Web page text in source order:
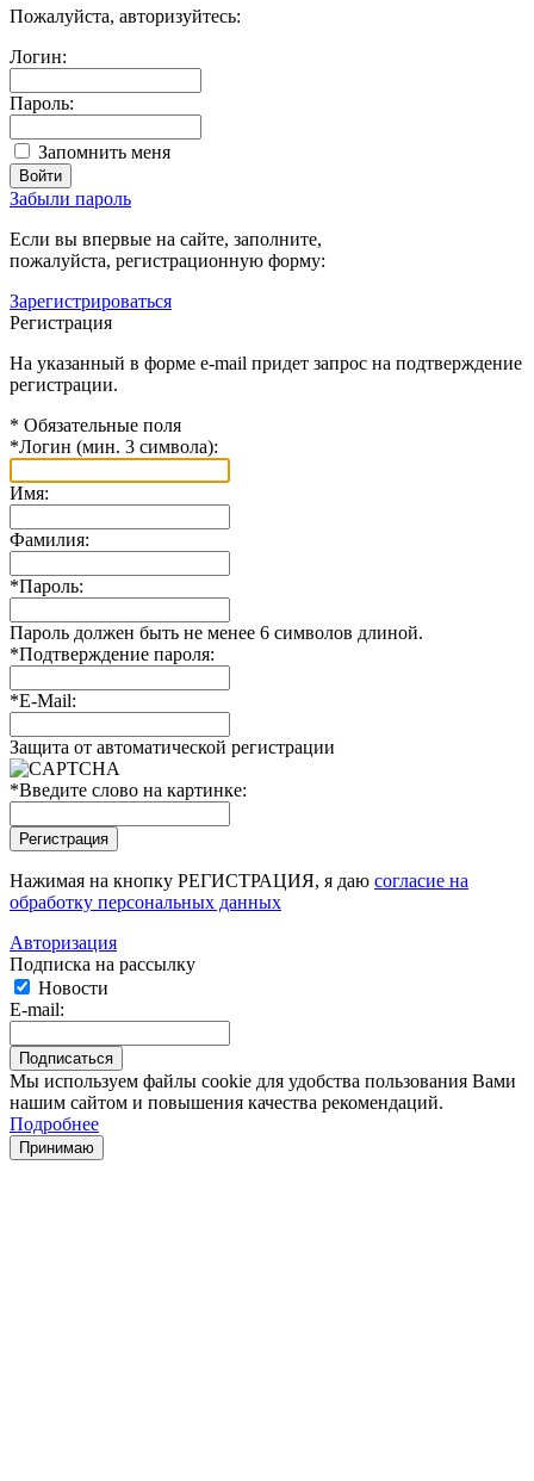
Пожалуйста, авторизуйтесь:
Логин:
Пароль:
Запомнить меня
Забыли пароль
Если вы впервые на сайте, заполните,
пожалуйста, регистрационную форму:
Зарегистрироваться
Регистрация
На указанный в форме e-mail придет запрос на подтверждение
регистрации.
* Обязательные поля
*Логин (мин. 3 символа):
Имя:
Фамилия:
*Пароль:
Пароль должен быть не менее 6 символов длиной.
*Подтверждение пароля:
*E-Mail:
Защита от автоматической регистрации
*Введите слово на картинке:
Нажимая на кнопку РЕГИСТРАЦИЯ, я даю согласие на
обработку персональных данных
Авторизация
Подписка на рассылку
Новости
E-mail:
Мы используем файлы cookie для удобства пользования Вами
нашим сайтом и повышения качества рекомендаций.
Подробнее
Принимаю